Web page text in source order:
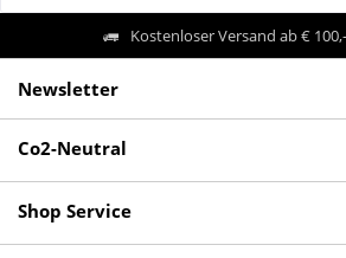
Kostenloser Versand ab €
Newsletter
Co2-Neutral
Shop Service